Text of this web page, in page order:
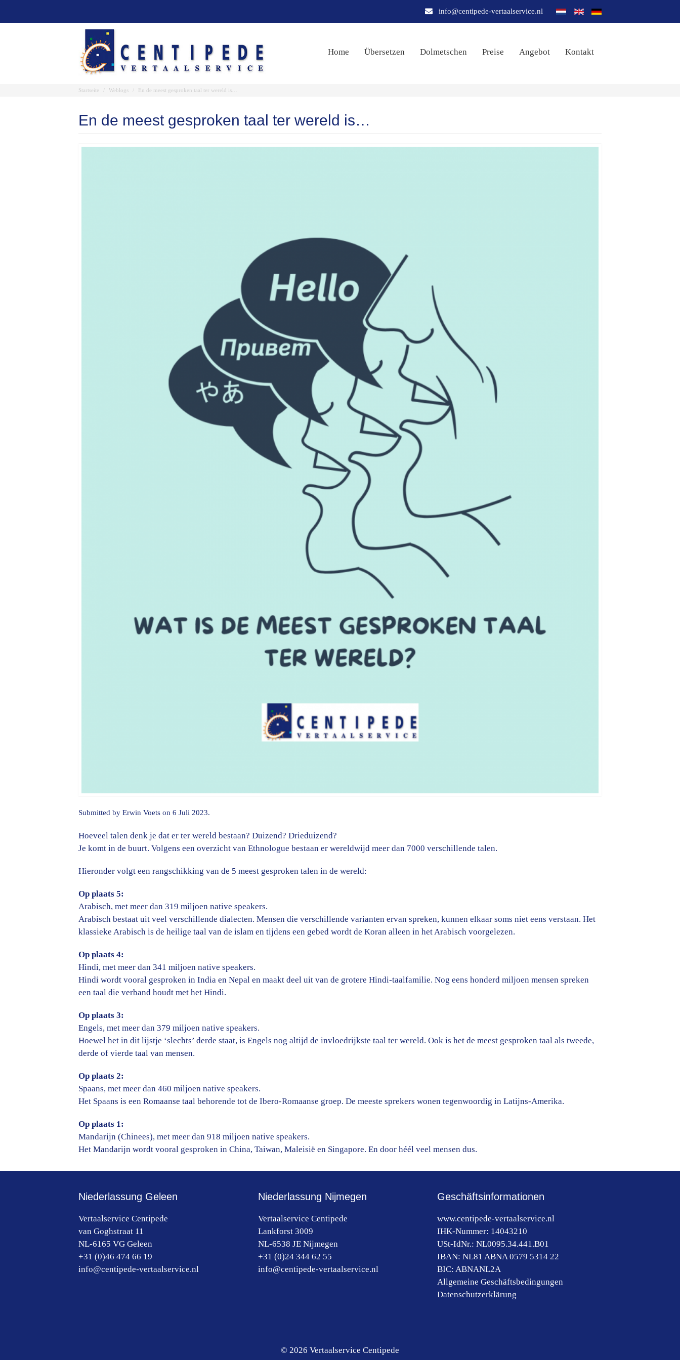
info@centipede-vertaalservice.nl
Home Übersetzen Dolmetschen Preise Angebot Kontakt
Startseite Weblogs En de meest gesproken taal ter wereld is…
En de meest gesproken taal ter wereld is…
Submitted by Erwin Voets on 6 Juli 2023.
Hoeveel talen denk je dat er ter wereld bestaan? Duizend? Drieduizend?
Je komt in de buurt. Volgens een overzicht van Ethnologue bestaan er wereldwijd meer dan 7000 verschillende talen.
Hieronder volgt een rangschikking van de 5 meest gesproken talen in de wereld:
Op plaats 5:
Arabisch, met meer dan 319 miljoen native speakers.
Arabisch bestaat uit veel verschillende dialecten. Mensen die verschillende varianten ervan spreken, kunnen elkaar soms niet eens verstaan. Het
klassieke Arabisch is de heilige taal van de islam en tijdens een gebed wordt de Koran alleen in het Arabisch voorgelezen.
Op plaats 4:
Hindi, met meer dan 341 miljoen native speakers.
Hindi wordt vooral gesproken in India en Nepal en maakt deel uit van de grotere Hindi-taalfamilie. Nog eens honderd miljoen mensen spreken
een taal die verband houdt met het Hindi.
Op plaats 3:
Engels, met meer dan 379 miljoen native speakers.
Hoewel het in dit lijstje ‘slechts’ derde staat, is Engels nog altijd de invloedrijkste taal ter wereld. Ook is het de meest gesproken taal als tweede,
derde of vierde taal van mensen.
Op plaats 2:
Spaans, met meer dan 460 miljoen native speakers.
Het Spaans is een Romaanse taal behorende tot de Ibero-Romaanse groep. De meeste sprekers wonen tegenwoordig in Latijns-Amerika.
Op plaats 1:
Mandarijn (Chinees), met meer dan 918 miljoen native speakers.
Het Mandarijn wordt vooral gesproken in China, Taiwan, Maleisië en Singapore. En door héél veel mensen dus.
Niederlassung Geleen
Vertaalservice Centipede
van Goghstraat 11
NL-6165 VG Geleen
+31 (0)46 474 66 19
info@centipede-vertaalservice.nl
Niederlassung Nijmegen
Vertaalservice Centipede
Lankforst 3009
NL-6538 JE Nijmegen
+31 (0)24 344 62 55
info@centipede-vertaalservice.nl
Geschäftsinformationen
www.centipede-vertaalservice.nl
IHK-Nummer: 14043210
USt-IdNr.:NL0095.34.441.B01
IBAN: NL81 ABNA 0579 5314 22
BIC: ABNANL2A
Allgemeine Geschäftsbedingungen
Datenschutzerklärung
© 2026 Vertaalservice Centipede